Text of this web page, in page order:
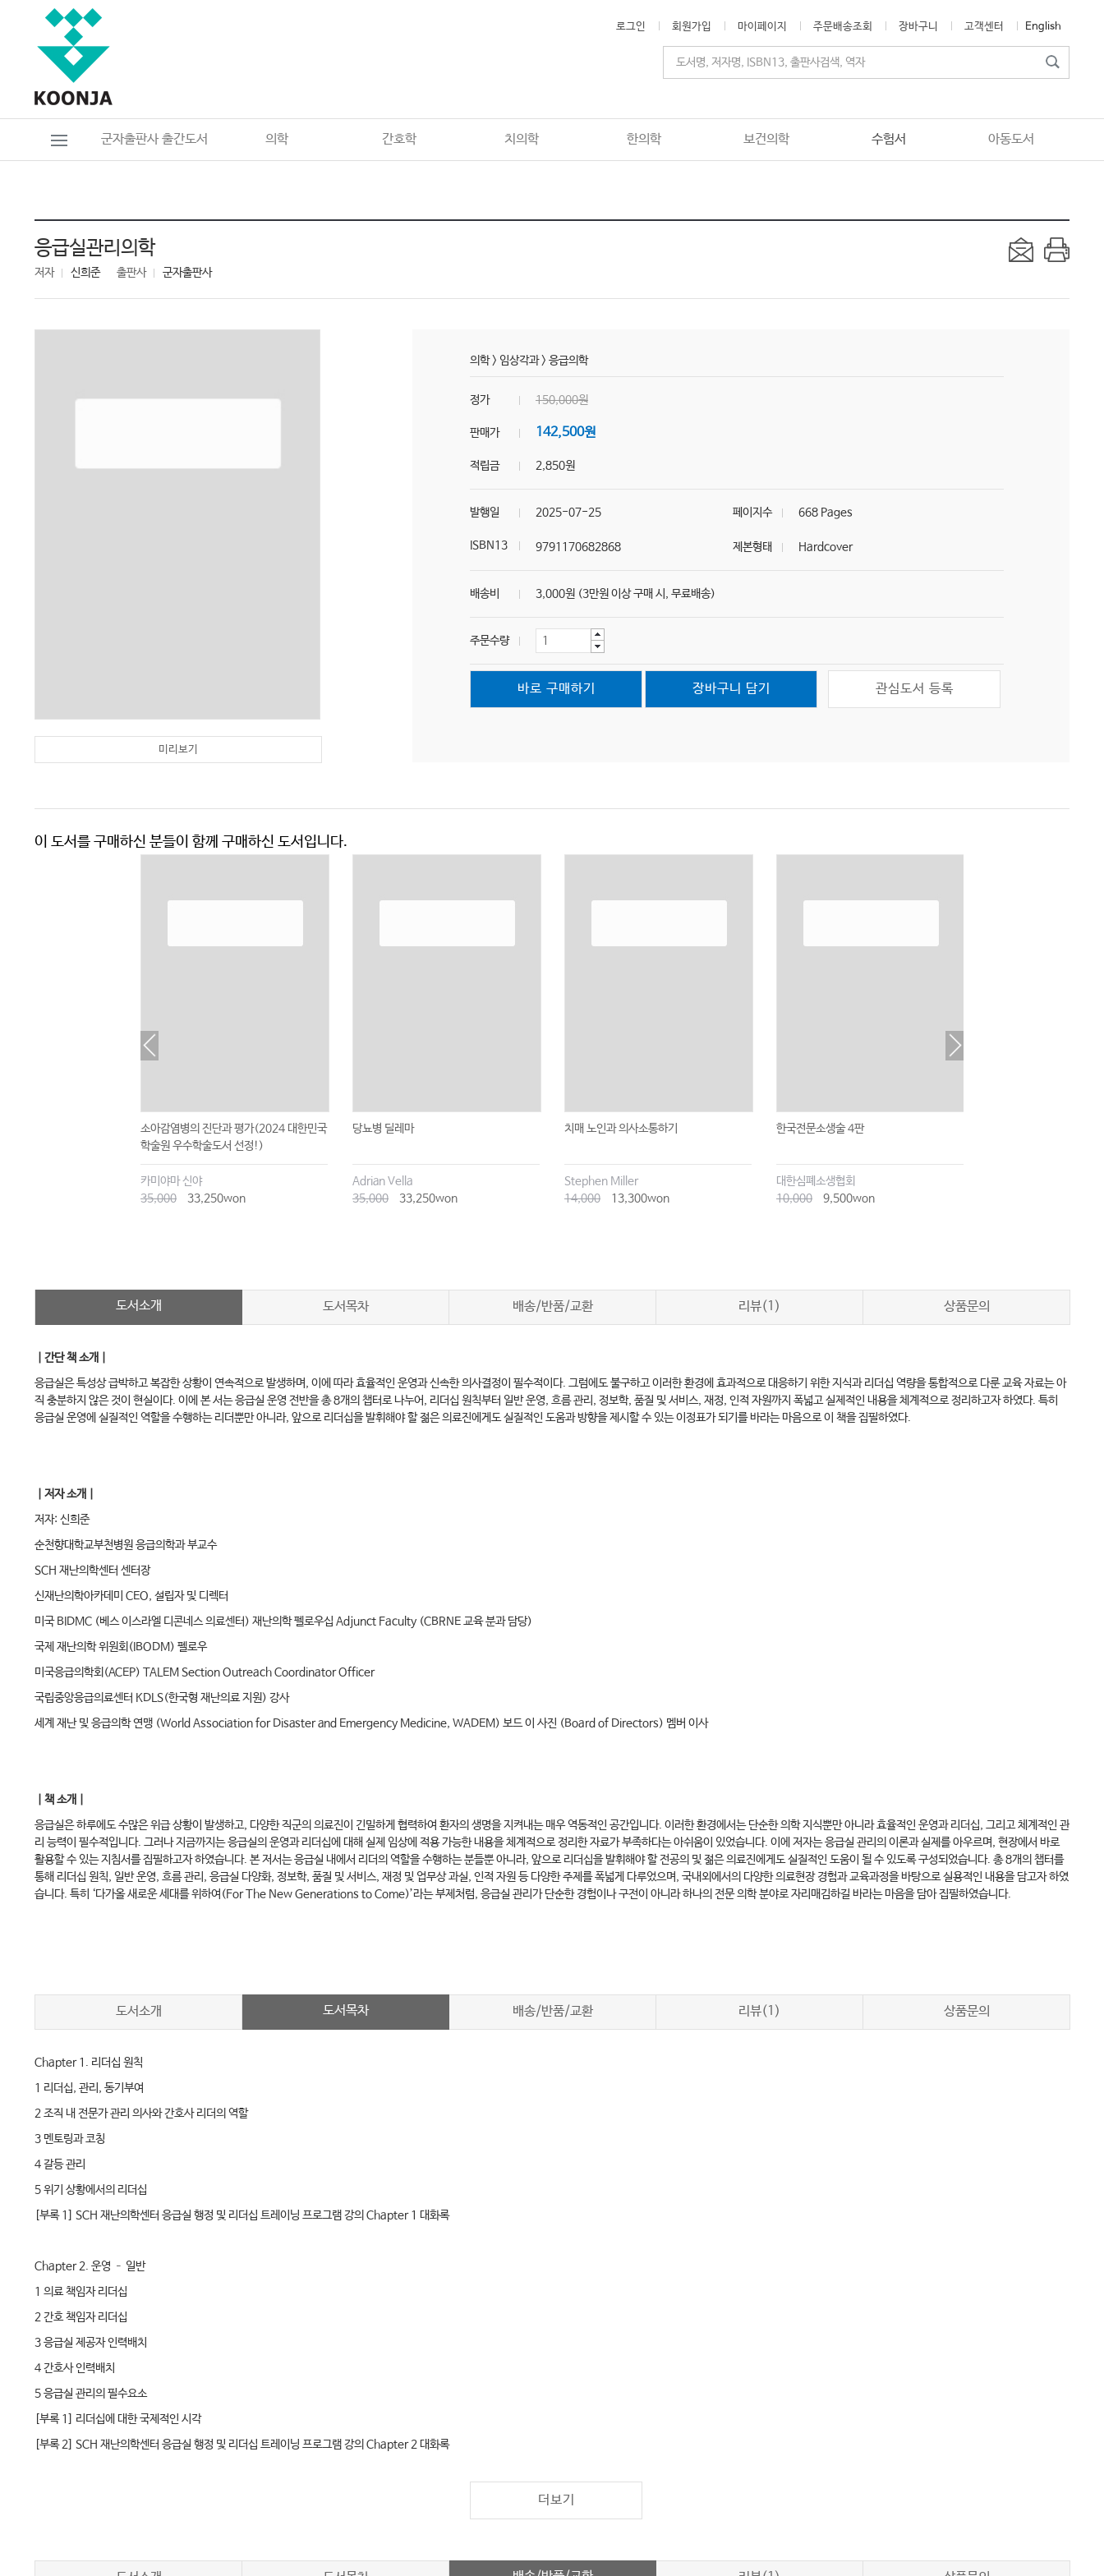
로그인 회원가입 마이페이지 주문배송조회 장바구니 고객센터 English
군자출판사 출간도서 의학 간호학 치의학 한의학 보건의학 수험서 아동도서
응급실관리의학
저자 신희준 출판사 군자출판사
미리보기
의학> 임상각과> 응급의학
정가 150,000원
판매가 142,500원
적립금 2,850원
발행일 2025-07-25 페이지수 668 Pages
ISBN13 9791170682868 제본형태 Hardcover
배송비 3,000원 (3만원 이상 구매 시, 무료배송)
주문수량
바로 구매하기 장바구니 담기 관심도서 등록
이 도서를 구매하신 분들이 함께 구매하신 도서입니다.
소아감염병의 진단과 평가(2024 대한민국
학술원 우수학술도서 선정!)
카미야마 신야
35,000
33,250won
당뇨병 딜레마
Adrian Vella
35,000
33,250won
치매 노인과 의사소통하기
Stephen Miller
14,000
13,300won
한국전문소생술 4판
대한심폐소생협회
10,000
9,500won
도서소개 도서목차 배송/반품/교환 리뷰(1) 상품문의
｜간단 책 소개｜
응급실은 특성상 급박하고 복잡한 상황이 연속적으로 발생하며, 이에 따라 효율적인 운영과 신속한 의사결정이 필수적이다. 그럼에도 불구하고 이러한 환경에 효과적으로 대응하기 위한 지식과 리더십 역량을 통합적으로 다룬 교육 자료는 아
직 충분하지 않은 것이 현실이다. 이에 본 서는 응급실 운영 전반을 총 8개의 챕터로 나누어, 리더십 원칙부터 일반 운영, 흐름 관리, 정보학, 품질 및 서비스, 재정, 인적 자원까지 폭넓고 실제적인 내용을 체계적으로 정리하고자 하였다. 특히
응급실 운영에 실질적인 역할을 수행하는 리더뿐만 아니라, 앞으로 리더십을 발휘해야 할 젊은 의료진에게도 실질적인 도움과 방향을 제시할 수 있는 이정표가 되기를 바라는 마음으로 이 책을 집필하였다.
｜저자 소개｜
저자: 신희준
순천향대학교부천병원 응급의학과 부교수
SCH 재난의학센터 센터장
신재난의학아카데미 CEO, 설립자 및 디렉터
미국 BIDMC (베스 이스라엘 디콘네스 의료센터) 재난의학 펠로우십 Adjunct Faculty (CBRNE 교육 분과 담당)
국제 재난의학 위원회(IBODM) 펠로우
미국응급의학회(ACEP) TALEM Section Outreach Coordinator Officer
국립중앙응급의료센터 KDLS(한국형 재난의료 지원) 강사
세계 재난 및 응급의학 연맹 (World Association for Disaster and Emergency Medicine, WADEM) 보드 이 사진 (Board of Directors) 멤버 이사
｜책 소개｜
응급실은 하루에도 수많은 위급 상황이 발생하고, 다양한 직군의 의료진이 긴밀하게 협력하여 환자의 생명을 지켜내는 매우 역동적인 공간입니다. 이러한 환경에서는 단순한 의학 지식뿐만 아니라 효율적인 운영과 리더십, 그리고 체계적인 관
리 능력이 필수적입니다. 그러나 지금까지는 응급실의 운영과 리더십에 대해 실제 임상에 적용 가능한 내용을 체계적으로 정리한 자료가 부족하다는 아쉬움이 있었습니다. 이에 저자는 응급실 관리의 이론과 실제를 아우르며, 현장에서 바로
활용할 수 있는 지침서를 집필하고자 하였습니다. 본 저서는 응급실 내에서 리더의 역할을 수행하는 분들뿐 아니라, 앞으로 리더십을 발휘해야 할 전공의 및 젊은 의료진에게도 실질적인 도움이 될 수 있도록 구성되었습니다. 총 8개의 챕터를
통해 리더십 원칙, 일반 운영, 흐름 관리, 응급실 다양화, 정보학, 품질 및 서비스, 재정 및 업무상 과실, 인적 자원 등 다양한 주제를 폭넓게 다루었으며, 국내외에서의 다양한 의료현장 경험과 교육과정을 바탕으로 실용적인 내용을 담고자 하였
습니다. 특히 ‘다가올 새로운 세대를 위하여(For The New Generations to Come)’라는 부제처럼, 응급실 관리가 단순한 경험이나 구전이 아니라 하나의 전문 의학 분야로 자리매김하길 바라는 마음을 담아 집필하였습니다.
도서소개 도서목차 배송/반품/교환 리뷰(1) 상품문의
Chapter 1. 리더십 원칙
1 리더십, 관리, 동기부여
2 조직 내 전문가 관리 의사와 간호사 리더의 역할
3 멘토링과 코칭
4 갈등 관리
5 위기 상황에서의 리더십
[부록 1] SCH 재난의학센터 응급실 행정 및 리더십 트레이닝 프로그램 강의 Chapter 1 대화록
Chapter 2. 운영 – 일반
1 의료 책임자 리더십
2 간호 책임자 리더십
3 응급실 제공자 인력배치
4 간호사 인력배치
5 응급실 관리의 필수요소
[부록 1] 리더십에 대한 국제적인 시각
[부록 2] SCH 재난의학센터 응급실 행정 및 리더십 트레이닝 프로그램 강의 Chapter 2 대화록
3 환자 처리 과정 최적화하기
더보기